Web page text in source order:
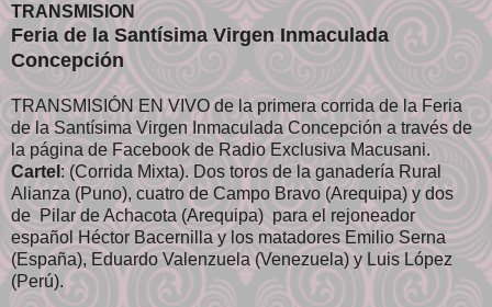
TRANSMISION
Feria de la Santísima Virgen Inmaculada
Concepción
TRANSMISIÓN EN VIVO de la primera corrida de la Feria
de la Santísima Virgen Inmaculada Concepción a través de
la página de Facebook de Radio Exclusiva Macusani.
Cartel: (Corrida Mixta). Dos toros de la ganadería Rural
Alianza (Puno), cuatro de Campo Bravo (Arequipa) y dos
de Pilar de Achacota (Arequipa) para el rejoneador
español Héctor Bacernilla y los matadores Emilio Serna
(España), Eduardo Valenzuela (Venezuela) y Luis López
(Perú).